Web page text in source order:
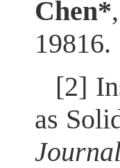
Chen*
19816.
[2]
as